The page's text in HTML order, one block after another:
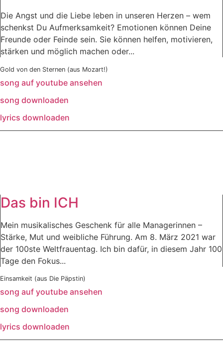
Die Angst und die Liebe leben in unseren Herzen – wem
schenkst Du Aufmerksamkeit? Emotionen können Deine
Freunde oder Feinde sein. Sie können helfen, motivieren,
stärken und möglich machen oder...
Gold von den Sternen (aus Mozart!)
song auf youtube ansehen
song downloaden
lyrics downloaden
Das bin ICH
Mein musikalisches Geschenk für alle Managerinnen –
Stärke, Mut und weibliche Führung. Am 8. März 2021 war
der 100ste Weltfrauentag. Ich bin dafür, in diesem Jahr 100
Tage den Fokus...
Einsamkeit (aus Die Päpstin)
song auf youtube ansehen
song downloaden
lyrics downloaden